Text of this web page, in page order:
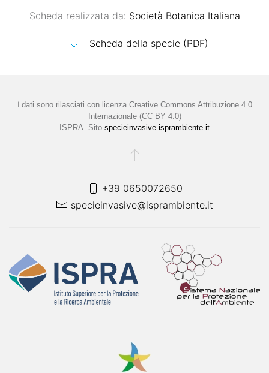
Scheda realizzata da: Società Botanica Italiana
Scheda della specie (PDF)
I dati sono rilasciati con licenza Creative Commons Attribuzione 4.0
Internazionale (CC BY 4.0)
ISPRA. Sito specieinvasive.isprambiente.it
+39 0650072650
specieinvasive@isprambiente.it